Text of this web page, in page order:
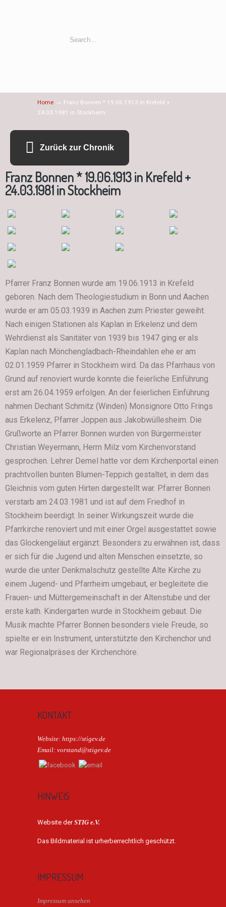
Home → Franz Bonnen * 19.06.1913 in Krefeld +
24.03.1981 in Stockheim
Zurück zur Chronik
Franz Bonnen * 19.06.1913 in Krefeld +
24.03.1981 in Stockheim
Pfarrer Franz Bonnen wurde am 19.06.1913 in Krefeld
geboren. Nach dem Theologiestudium in Bonn und Aachen
wurde er am 05.03.1939 in Aachen zum Priester geweiht.
Nach einigen Stationen als Kaplan in Erkelenz und dem
Wehrdienst als Sanitäter von 1939 bis 1947 ging er als
Kaplan nach Mönchengladbach-Rheindahlen ehe er am
02.01.1959 Pfarrer in Stockheim wird. Da das Pfarrhaus von
Grund auf renoviert wurde konnte die feierliche Einführung
erst am 26.04.1959 erfolgen. An der feierlichen Einführung
nahmen Dechant Schmitz (Winden) Monsignore Otto Frings
aus Erkelenz, Pfarrer Joppen aus Jakobwüllesheim. Die
Grußworte an Pfarrer Bonnen wurden von Bürgermeister
Christian Weyermann, Herrn Milz vom Kirchenvorstand
gesprochen. Lehrer Demel hatte vor dem Kirchenportal einen
prachtvollen bunten Blumen-Teppich gestaltet, in dem das
Gleichnis vom guten Hirten dargestellt war. Pfarrer Bonnen
verstarb am 24.03.1981 und ist auf dem Friedhof in
Stockheim beerdigt. In seiner Wirkungszeit wurde die
Pfarrkirche renoviert und mit einer Orgel ausgestattet sowie
das Glockengeläut ergänzt. Besonders zu erwähnen ist, dass
er sich für die Jugend und alten Menschen einsetzte, so
wurde die unter Denkmalschutz gestellte Alte Kirche zu
einem Jugend- und Pfarrheim umgebaut, er begleitete die
Frauen- und Müttergemeinschaft in der Altenstube und der
erste kath. Kindergarten wurde in Stockheim gebaut. Die
Musik machte Pfarrer Bonnen besonders viele Freude, so
spielte er ein Instrument, unterstützte den Kirchenchor und
war Regionalpräses der Kirchenchöre.
KONTAKT
Website: https://stigev.de
Email: vorstand@stigev.de
HINWEIS
Website derSTIG e.V.
Das Bildmaterial ist urherberrechtlich geschützt.
IMPRESSUM
Impressum ansehen